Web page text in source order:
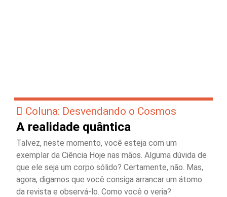
Coluna: Desvendando o Cosmos
A realidade quântica
Talvez, neste momento, você esteja com um
exemplar da Ciência Hoje nas mãos. Alguma dúvida de
que ele seja um corpo sólido? Certamente, não. Mas,
agora, digamos que você consiga arrancar um átomo
da revista e observá-lo. Como você o veria?